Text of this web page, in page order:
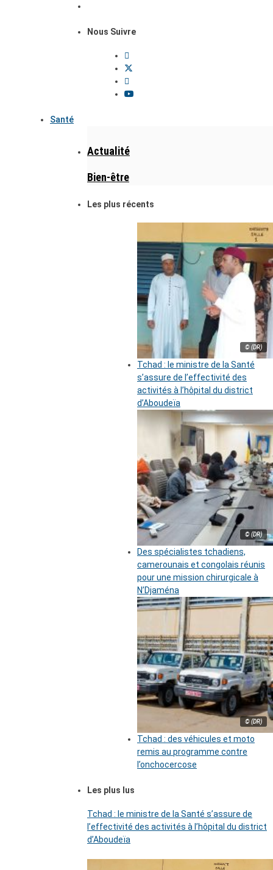
Nous Suivre
Santé
Actualité
Bien-être
Les plus récents
© (DR)
Tchad : le ministre de la Santé
s’assure de l’effectivité des
activités à l’hôpital du district
d’Aboudeïa
© (DR)
Des spécialistes tchadiens,
camerounais et congolais réunis
pour une mission chirurgicale à
N’Djaména
© (DR)
Tchad : des véhicules et moto
remis au programme contre
l’onchocercose
Les plus lus
Tchad : le ministre de la Santé s’assure de
l’effectivité des activités à l’hôpital du district
d’Aboudeïa